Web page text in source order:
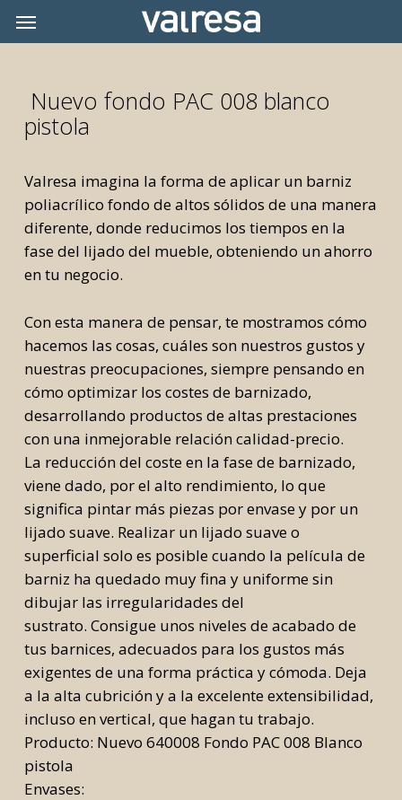
Menu
Nuevo fondo PAC 008 blanco
pistola
Valresa imagina la forma de aplicar un barniz
poliacrílico fondo de altos sólidos de una manera
diferente, donde reducimos los tiempos en la
fase del lijado del mueble, obteniendo un ahorro
en tu negocio.
Con esta manera de pensar, te mostramos cómo
hacemos las cosas, cuáles son nuestros gustos y
nuestras preocupaciones, siempre pensando en
cómo optimizar los costes de barnizado,
desarrollando productos de altas prestaciones
con una inmejorable relación calidad-precio.
La reducción del coste en la fase de barnizado,
viene dado, por el alto rendimiento, lo que
significa pintar más piezas por envase y por un
lijado suave. Realizar un lijado suave o
superficial solo es posible cuando la película de
barniz ha quedado muy fina y uniforme sin
dibujar las irregularidades del
sustrato. Consigue unos niveles de acabado de
tus barnices, adecuados para los gustos más
exigentes de una forma práctica y cómoda. Deja
a la alta cubrición y a la excelente extensibilidad,
incluso en vertical, que hagan tu trabajo.
Producto: Nuevo 640008 Fondo PAC 008 Blanco
pistola
Envases: